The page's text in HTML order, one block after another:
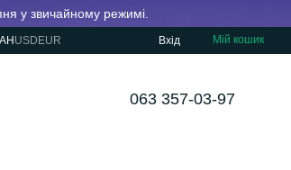
у звичайному режимі.
USD EUR Вхід Мій кошик
063 357-03-97